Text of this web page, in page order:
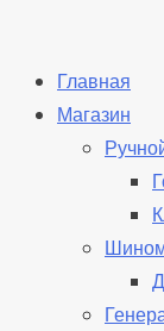
Главная
Магазин